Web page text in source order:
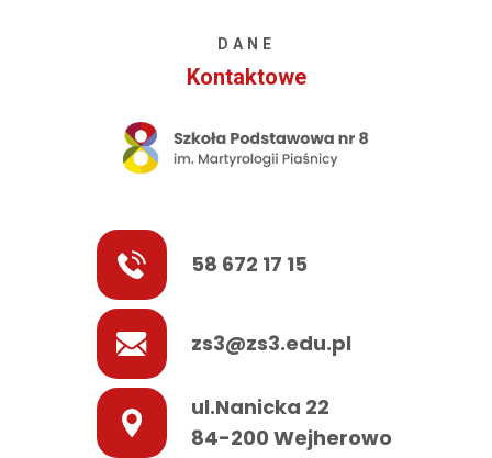
DANE
Kontaktowe
58 672 17 15
zs3@zs3.edu.pl
ul.Nanicka 22
84-200 Wejherowo